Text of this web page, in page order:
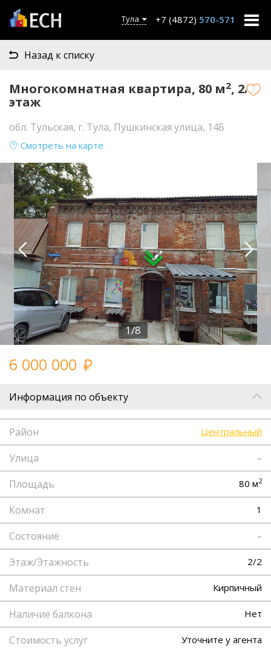
Тула +7 (4872) 570-571
Назад к списку
Многокомнатная квартира, 80 м2, 2/2
этаж
обл. Тульская, г. Тула, Пушкинская улица, 14Б
Смотреть на карте
1/8
6 000 000
Информация по объекту
Район Центральный
Улица –
Площадь 80 м2
Комнат 1
Состояние –
Этаж/Этажность 2/2
Материал стен Кирпичный
Наличие балкона Нет
Стоимость услуг Уточните у агента